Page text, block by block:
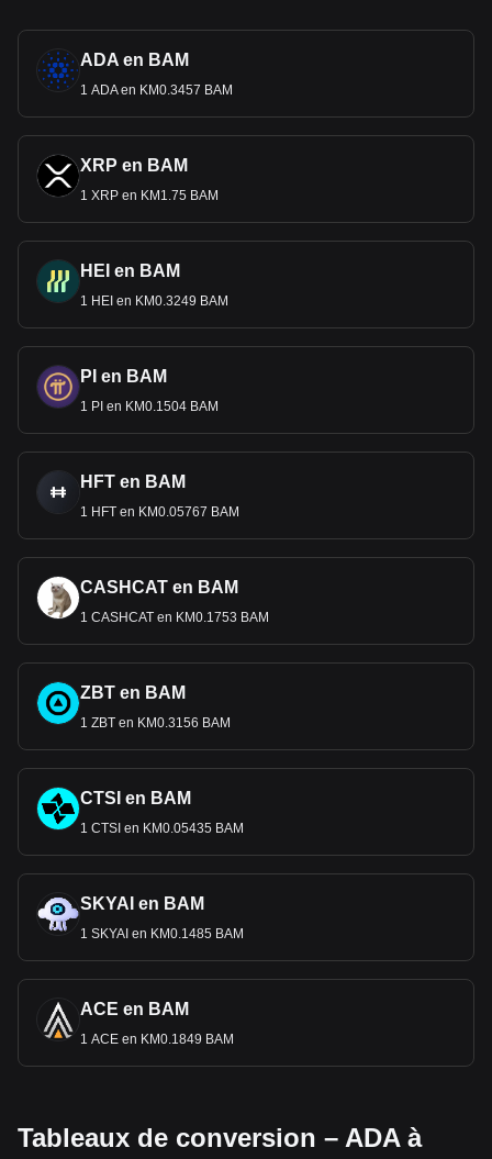
ADA en BAM
1 ADA en KM0.3457 BAM
XRP en BAM
1 XRP en KM1.75 BAM
HEI en BAM
1 HEI en KM0.3249 BAM
PI en BAM
1 PI en KM0.1504 BAM
HFT en BAM
1 HFT en KM0.05767 BAM
CASHCAT en BAM
1 CASHCAT en KM0.1753 BAM
ZBT en BAM
1 ZBT en KM0.3156 BAM
CTSI en BAM
1 CTSI en KM0.05435 BAM
SKYAI en BAM
1 SKYAI en KM0.1485 BAM
ACE en BAM
1 ACE en KM0.1849 BAM
Tableaux de conversion – ADA à